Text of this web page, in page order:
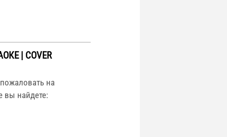
| COVER
на
вы найдете: